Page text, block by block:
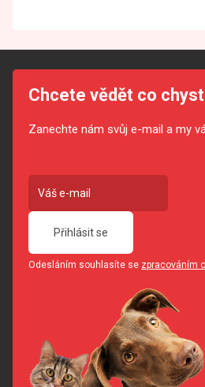
Chcete vědět co
Zanechte nám svůj e-mail a my
Přihlásit se
Odesláním souhlasíte se zpracováním